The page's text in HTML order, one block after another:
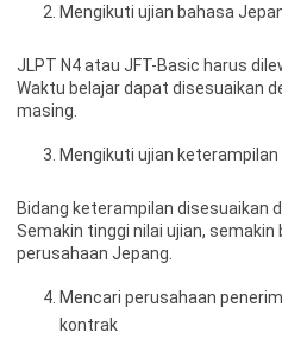
Mengikuti ujian bahasa
JLPT N4 atau JFT-Basic harus
Waktu belajar dapat disesuaikan
masing.
Mengikuti ujian
Bidang keterampilan disesuaikan
Semakin tinggi nilai ujian,
perusahaan Jepang.
Mencari perusahaan
kontrak